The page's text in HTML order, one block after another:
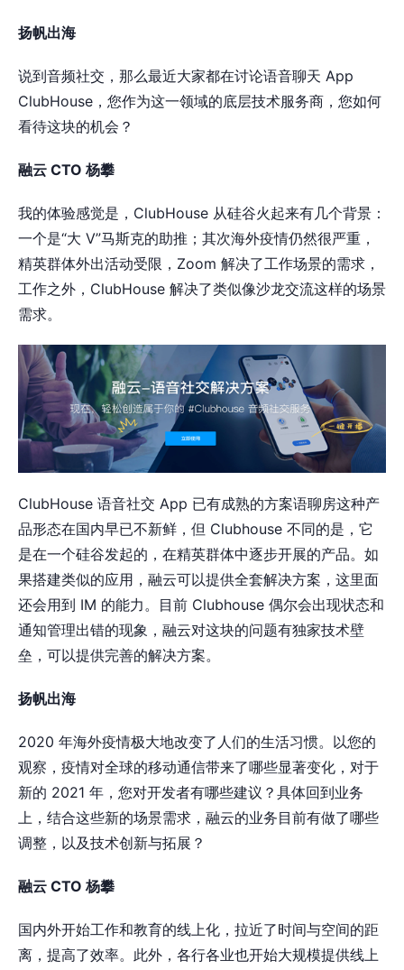
扬帆出海
说到音频社交，那么最近大家都在讨论语音聊天 App
ClubHouse，您作为这一领域的底层技术服务商，您如何
看待这块的机会？
融云 CTO 杨攀
我的体验感觉是，ClubHouse 从硅谷火起来有几个背景：
一个是“大 V”马斯克的助推；其次海外疫情仍然很严重，
精英群体外出活动受限，Zoom 解决了工作场景的需求，
工作之外，ClubHouse 解决了类似像沙龙交流这样的场景
需求。
ClubHouse 语音社交 App 已有成熟的方案语聊房这种产
品形态在国内早已不新鲜，但 Clubhouse 不同的是，它
是在一个硅谷发起的，在精英群体中逐步开展的产品。如
果搭建类似的应用，融云可以提供全套解决方案，这里面
还会用到 IM 的能力。目前 Clubhouse 偶尔会出现状态和
通知管理出错的现象，融云对这块的问题有独家技术壁
垒，可以提供完善的解决方案。
扬帆出海
2020 年海外疫情极大地改变了人们的生活习惯。以您的
观察，疫情对全球的移动通信带来了哪些显著变化，对于
新的 2021 年，您对开发者有哪些建议？具体回到业务
上，结合这些新的场景需求，融云的业务目前有做了哪些
调整，以及技术创新与拓展？
融云 CTO 杨攀
国内外开始工作和教育的线上化，拉近了时间与空间的距
离，提高了效率。此外，各行各业也开始大规模提供线上